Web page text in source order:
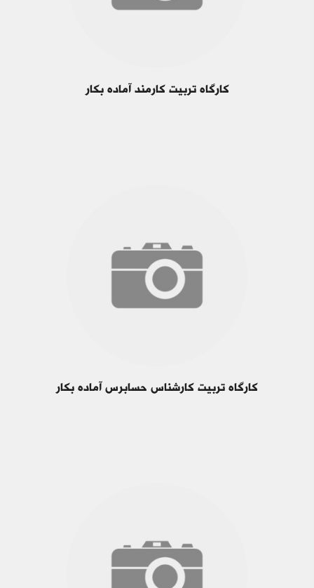
کارگاه تربیت کارمند آماده بکار
کارگاه تربیت کارشناس حسابرس آماده بکار